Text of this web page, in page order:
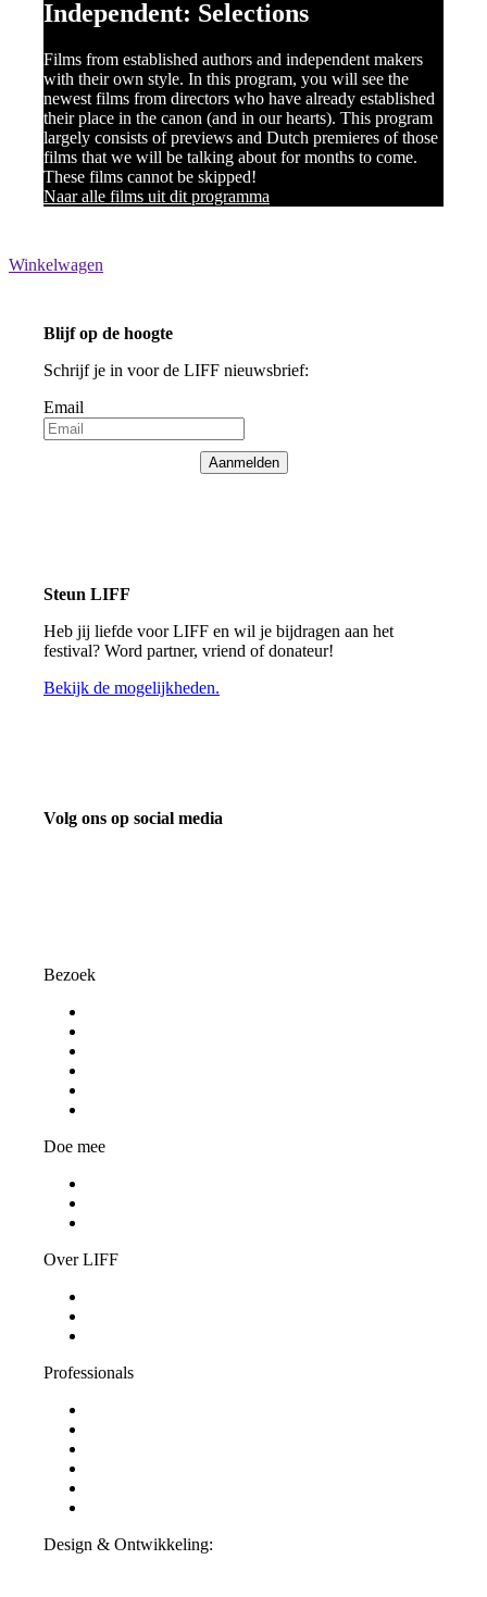
Independent: Selections
Films from established authors and independent makers
with their own style. In this program, you will see the
newest films from directors who have already established
their place in the canon (and in our hearts). This program
largely consists of previews and Dutch premieres of those
films that we will be talking about for months to come.
These films cannot be skipped!
Naar alle films uit dit programma
Winkelwagen
Blijf op de hoogte
Schrijf je in voor de LIFF nieuwsbrief:
Email
Aanmelden
Steun LIFF
Heb jij liefde voor LIFF en wil je bijdragen aan het
festival? Word partner, vriend of donateur!
Bekijk de mogelijkheden.
Volg ons op social media
Bezoek
Doe mee
Over LIFF
Professionals
Design & Ontwikkeling: